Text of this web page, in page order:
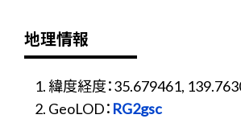
地理情報
緯度経度：35.679461,
GeoLOD： RG2gsc